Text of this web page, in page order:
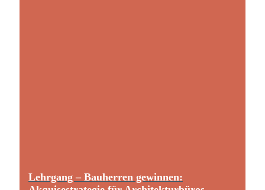
Lehrgang – Bauherren gewinnen: